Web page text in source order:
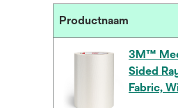
Productnaam
3M™
Sided
Fabric,